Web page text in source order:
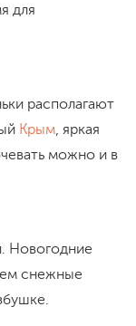
для
располагают
Крым , яркая
можно и в
Новогодние
снежные